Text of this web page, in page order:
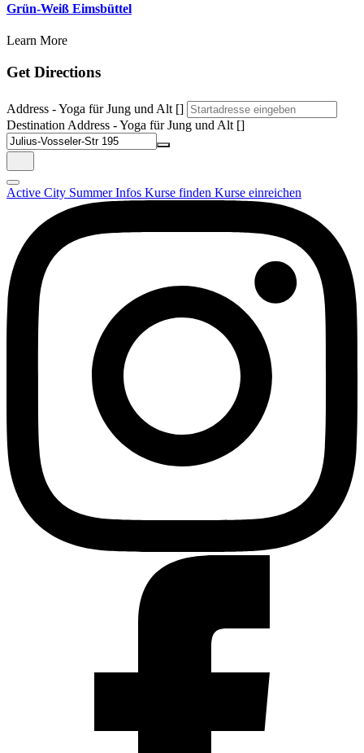
Grün-Weiß Eimsbüttel
Learn More
Get Directions
Address - Yoga für Jung und Alt []
Destination Address - Yoga für Jung und Alt []
Active City SummerInfos Kurse finden Kurse einreichen